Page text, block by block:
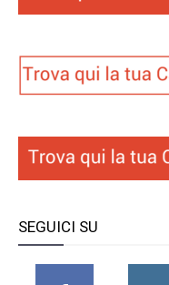
SEGUICI SU